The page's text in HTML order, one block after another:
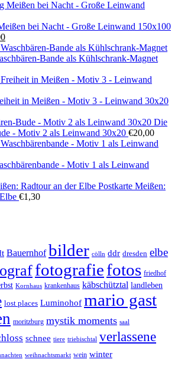
bei Nacht - Große Leinwand 150x100
Aktueller
Preis
ist:
Bande als Kühlschrank-Magnet
in Meißen - Motiv 3 - Leinwand 30x20
Die
- Motiv 2 als Leinwand 30x20 €20,00
- Motiv 1 als Leinwand
Postkarte Meißen:
€1,30
Bauernhof bilder cölln ddr dresden elbe
fotografiefotos friedhof
Kornhaus krankenhaus käbschütztal landleben
lost places Luminohof mario gast
moritzburg mystik moments saal
schnee tiere triebischtal verlassene
weihnachtsmarkt wein winter